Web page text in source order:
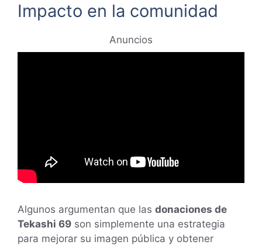
Impacto en la comunidad
Anuncios
Algunos argumentan que las donaciones de
Tekashi 69 son simplemente una estrategia
para mejorar su imagen pública y obtener